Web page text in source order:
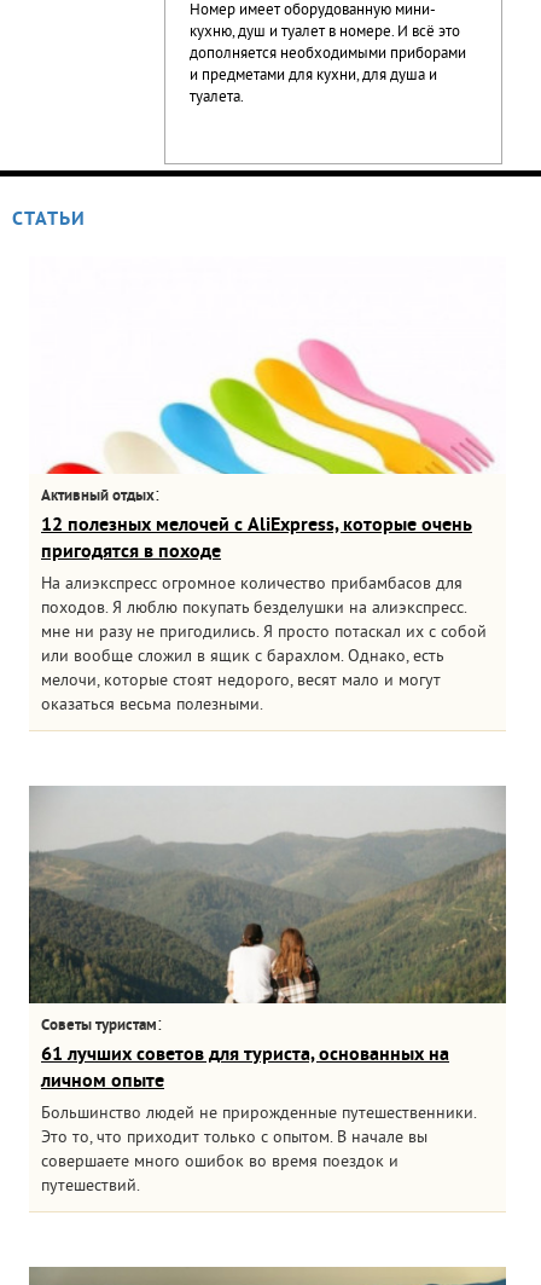
Номер имеет оборудованную мини-
кухню, душ и туалет в номере. И всё это
дополняется необходимыми приборами
и предметами для кухни, для душа и
туалета.
СТАТЬИ
Активный отдых:
12 полезных мелочей с AliExpress, которые очень
пригодятся в походе
На алиэкспресс огромное количество прибамбасов для
походов. Я люблю покупать безделушки на алиэкспресс.
мне ни разу не пригодились. Я просто потаскал их с собой
или вообще сложил в ящик с барахлом. Однако, есть
мелочи, которые стоят недорого, весят мало и могут
оказаться весьма полезными.
Советы туристам:
61 лучших советов для туриста, основанных на
личном опыте
Большинство людей не прирожденные путешественники.
Это то, что приходит только с опытом. В начале вы
совершаете много ошибок во время поездок и
путешествий.